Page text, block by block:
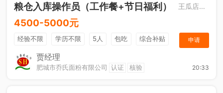
粮仓入库操作员（工作餐+节日福利） 王瓜店街道
4500-5000元
经验不限 学历不限 5人 包吃
综合补贴
奖励计划
申请
贾经理
肥城市乔氏面粉有限公司 认证 核验 20:33